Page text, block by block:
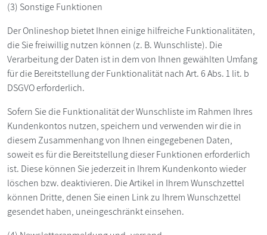
(3) Sonstige Funktionen
Der Onlineshop bietet Ihnen einige hilfreiche Funktionalitäten,
die Sie freiwillig nutzen können (z. B. Wunschliste). Die
Verarbeitung der Daten ist in dem von Ihnen gewählten Umfang
für die Bereitstellung der Funktionalität nach Art. 6 Abs. 1 lit. b
DSGVO erforderlich.
Sofern Sie die Funktionalität der Wunschliste im Rahmen Ihres
Kundenkontos nutzen, speichern und verwenden wir die in
diesem Zusammenhang von Ihnen eingegebenen Daten,
soweit es für die Bereitstellung dieser Funktionen erforderlich
ist. Diese können Sie jederzeit in Ihrem Kundenkonto wieder
löschen bzw. deaktivieren. Die Artikel in Ihrem Wunschzettel
können Dritte, denen Sie einen Link zu Ihrem Wunschzettel
gesendet haben, uneingeschränkt einsehen.